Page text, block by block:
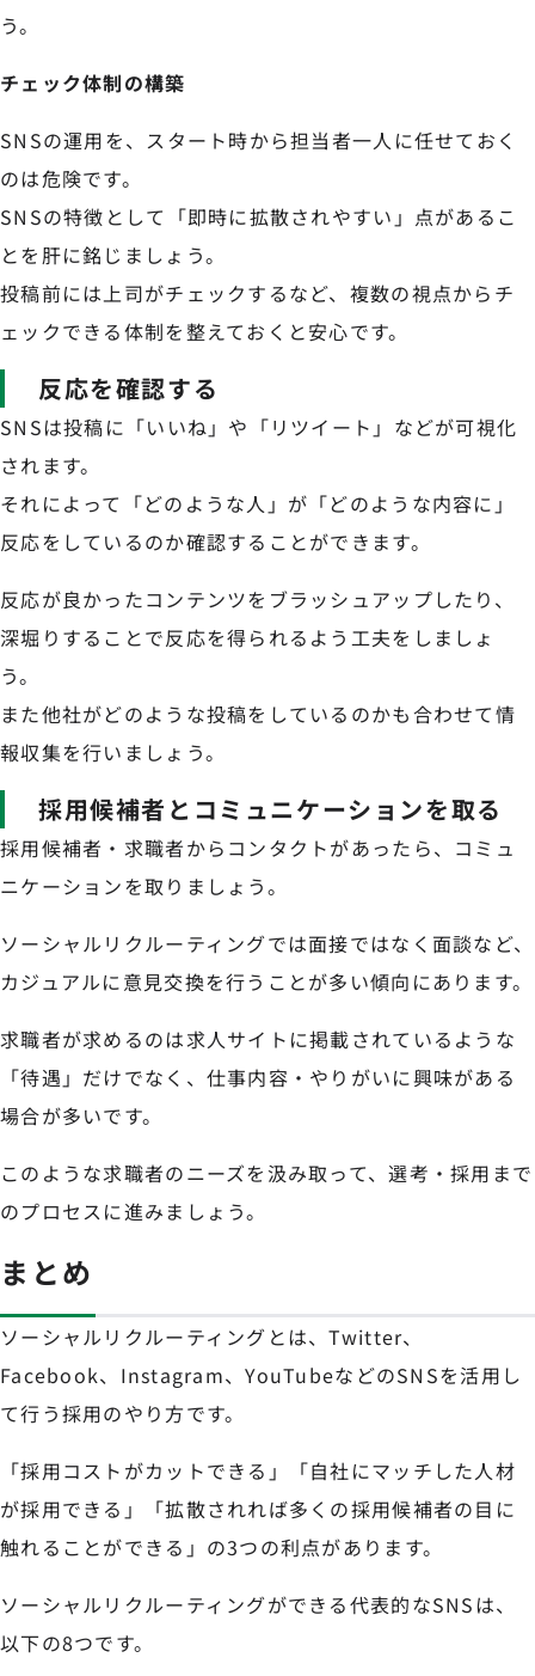
う。
チェック体制の構築
SNSの運用を、スタート時から担当者一人に任せておく
のは危険です。
SNSの特徴として「即時に拡散されやすい」点があるこ
とを肝に銘じましょう。
投稿前には上司がチェックするなど、複数の視点からチ
ェックできる体制を整えておくと安心です。
反応を確認する
SNSは投稿に「いいね」や「リツイート」などが可視化
されます。
それによって「どのような人」が「どのような内容に」
反応をしているのか確認することができます。
反応が良かったコンテンツをブラッシュアップしたり、
深堀りすることで反応を得られるよう工夫をしましょ
う。
また他社がどのような投稿をしているのかも合わせて情
報収集を行いましょう。
採用候補者とコミュニケーションを取る
採用候補者・求職者からコンタクトがあったら、コミュ
ニケーションを取りましょう。
ソーシャルリクルーティングでは面接ではなく面談など、
カジュアルに意見交換を行うことが多い傾向にあります。
求職者が求めるのは求人サイトに掲載されているような
「待遇」だけでなく、仕事内容・やりがいに興味がある
場合が多いです。
このような求職者のニーズを汲み取って、選考・採用まで
のプロセスに進みましょう。
まとめ
ソーシャルリクルーティングとは、Twitter、
Facebook、Instagram、YouTubeなどのSNSを活用し
て行う採用のやり方です。
「採用コストがカットできる」「自社にマッチした人材
が採用できる」「拡散されれば多くの採用候補者の目に
触れることができる」の3つの利点があります。
ソーシャルリクルーティングができる代表的なSNSは、
以下の8つです。